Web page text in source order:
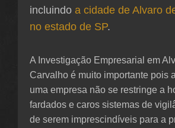
incluindo a cidade de Alvaro
no estado de SP.
A Investigação Empresarial em
Carvalho é muito importante pois
uma empresa não se restringe a
fardados e caros sistemas de
de serem imprescindíveis para a